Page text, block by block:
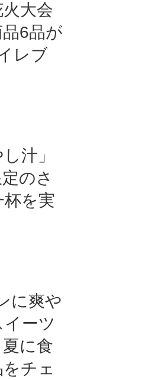
大会
6品が
レブ
汁」
のさ
杯を実
に爽や
ーツ
に食
チェ